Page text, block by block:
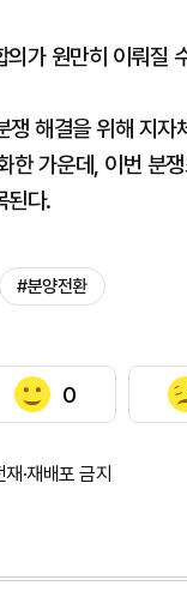
가 원만히 이뤄질
해결을 위해 지
한 가운데, 이번 분
된다.
#분양전환
0
·재배포 금지